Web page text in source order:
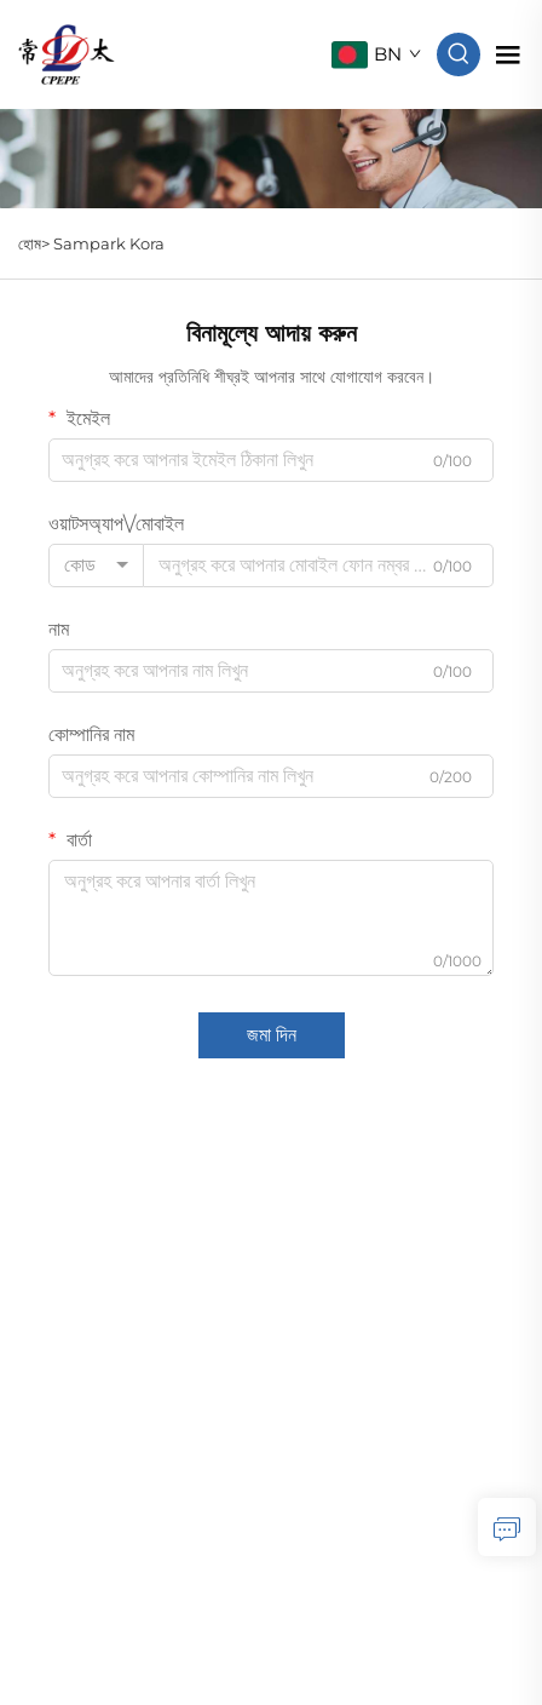
BN
হোম>Sampark Kora
বিনামূল্যে আদায় করুন
আমাদের প্রতিনিধি শীঘ্রই আপনার সাথে যোগাযোগ করবেন।
ইমেইল
0/100
ওয়াটসঅ্যাপ\/মোবাইল
কোড
0/100
নাম
0/100
কোম্পানির নাম
0/200
বার্তা
0/1000
জমা দিন